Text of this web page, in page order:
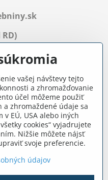
- 15:30
vašej návštevy tejto
a zhromažďovanie
účel môžeme použiť
zhromaždené údaje sa
EÚ, USA alebo iných
cookies“ vyjadrujete
Nižšie môžete nájsť
svoje preferencie.
údajov